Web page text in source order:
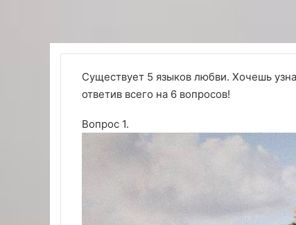
Существует 5 языков любви. Хочешь
ответив всего на 6 вопросов!
Вопрос 1.